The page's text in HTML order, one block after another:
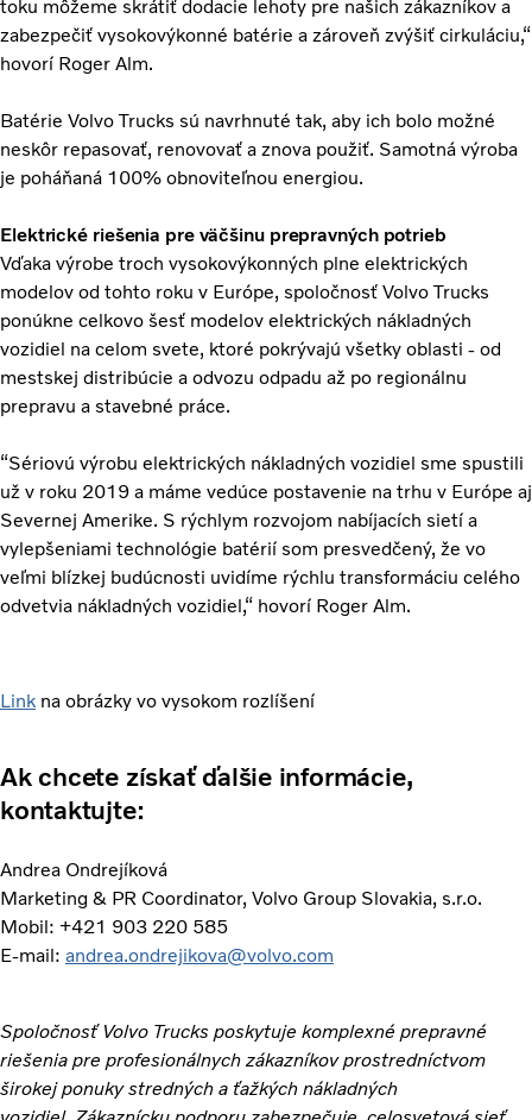
toku môžeme skrátiť dodacie lehoty pre našich zákazníkov a
zabezpečiť vysokovýkonné batérie a zároveň zvýšiť cirkuláciu,“
hovorí Roger Alm.
Batérie Volvo Trucks sú navrhnuté tak, aby ich bolo možné
neskôr repasovať, renovovať a znova použiť. Samotná výroba
je poháňaná 100% obnoviteľnou energiou.
Elektrické riešenia pre väčšinu prepravných potrieb
Vďaka výrobe troch vysokovýkonných plne elektrických
modelov od tohto roku v Európe, spoločnosť Volvo Trucks
ponúkne celkovo šesť modelov elektrických nákladných
vozidiel na celom svete, ktoré pokrývajú všetky oblasti - od
mestskej distribúcie a odvozu odpadu až po regionálnu
prepravu a stavebné práce.
“Sériovú výrobu elektrických nákladných vozidiel sme spustili
už v roku 2019 a máme vedúce postavenie na trhu v Európe aj
Severnej Amerike. S rýchlym rozvojom nabíjacích sietí a
vylepšeniami technológie batérií som presvedčený, že vo
veľmi blízkej budúcnosti uvidíme rýchlu transformáciu celého
odvetvia nákladných vozidiel,“ hovorí Roger Alm.
Link na obrázky vo vysokom rozlíšení
Ak chcete získať ďalšie informácie,
kontaktujte:
Andrea Ondrejíková
Marketing & PR Coordinator, Volvo Group Slovakia, s.r.o.
Mobil: +421 903 220 585
E-mail: andrea.ondrejikova@volvo.com
Spoločnosť Volvo Trucks poskytuje komplexné prepravné
riešenia pre profesionálnych zákazníkov prostredníctvom
širokej ponuky stredných a ťažkých nákladných